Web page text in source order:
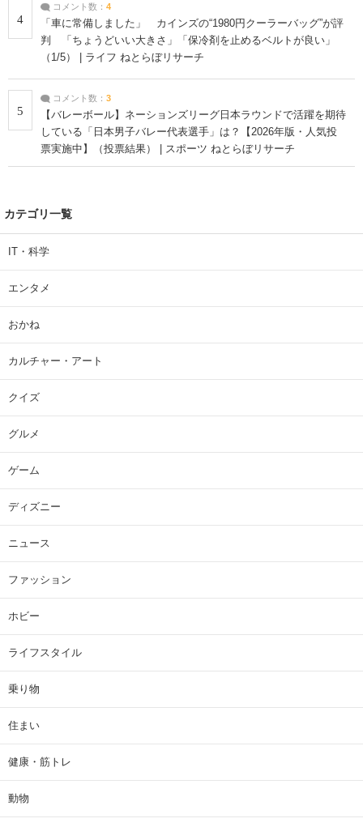
4
コメント数： 4
「車に常備しました」 カインズの“1980円クーラーバッグ”が評
判 「ちょうどいい大きさ」「保冷剤を止めるベルトが良い」
（1/5） | ライフ ねとらぼリサーチ
5
コメント数： 3
【バレーボール】ネーションズリーグ日本ラウンドで活躍を期待
している「日本男子バレー代表選手」は？【2026年版・人気投
票実施中】（投票結果） | スポーツ ねとらぼリサーチ
カテゴリ一覧
IT・科学
エンタメ
おかね
カルチャー・アート
クイズ
グルメ
ゲーム
ディズニー
ニュース
ファッション
ホビー
ライフスタイル
乗り物
住まい
健康・筋トレ
動物